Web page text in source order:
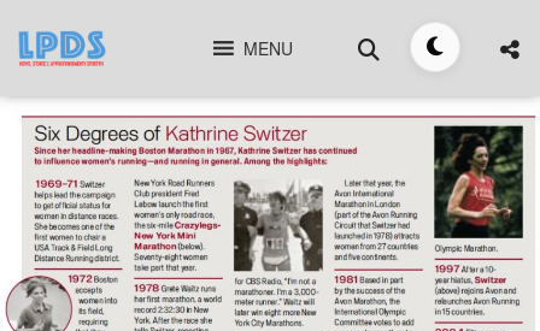
content
MENU
Cerca
Toggle
tema